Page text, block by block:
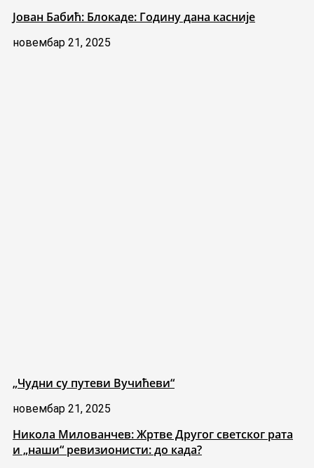
Јован Бабић: Блокаде: Годину дана касније
новембар 21, 2025
„Чудни су путеви Вучићеви“
новембар 21, 2025
Никола Милованчев: Жртве Другог светског рата
и „наши“ ревизионисти: до када?